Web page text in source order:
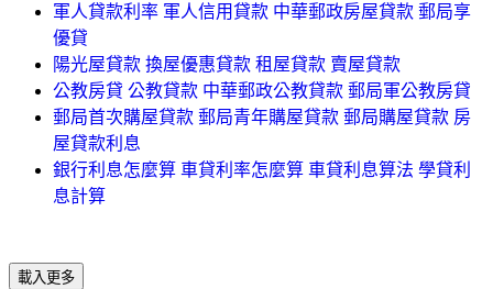
軍人貸款利率 軍人信用貸款 中華郵政房屋貸款 郵局享
優貸
陽光屋貸款 換屋優惠貸款 租屋貸款 賣屋貸款
公教房貸 公教貸款 中華郵政公教貸款 郵局軍公教房貸
郵局首次購屋貸款 郵局青年購屋貸款 郵局購屋貸款 房
屋貸款利息
銀行利息怎麼算 車貸利率怎麼算 車貸利息算法 學貸利
息計算
載入更多